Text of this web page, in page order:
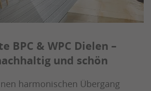
BPC & WPC Dielen –
und schön
harmonischen Übergang